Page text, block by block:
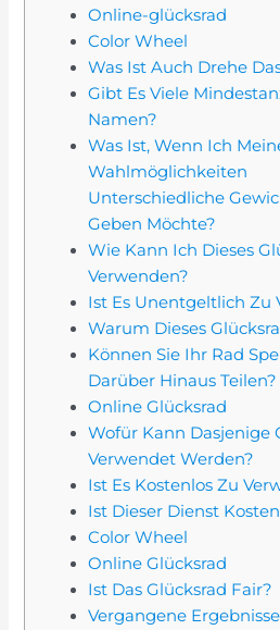
Online-glücksrad
Color Wheel
Was Ist Auch Drehe
Gibt Es Viele
Namen?
Was Ist, Wenn Ich
Wahlmöglichkeiten
Unterschiedliche
Geben Möchte?
Wie Kann Ich Dieses
Verwenden?
Ist Es Unentgeltlich Zu
Warum Dieses
Können Sie Ihr Rad
Darüber Hinaus Teilen?
Online Glücksrad
Wofür Kann Dasjenige
Verwendet Werden?
Ist Es Kostenlos Zu
Ist Dieser Dienst
Color Wheel
Online Glücksrad
Ist Das Glücksrad Fair?
Vergangene Ergebnisse